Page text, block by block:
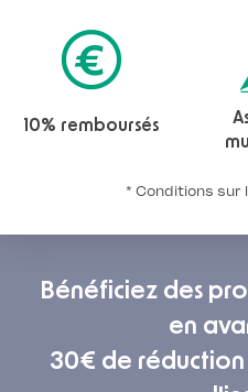
10% remboursés
* Conditions sur
Bénéficiez des
en
30€ de réduction